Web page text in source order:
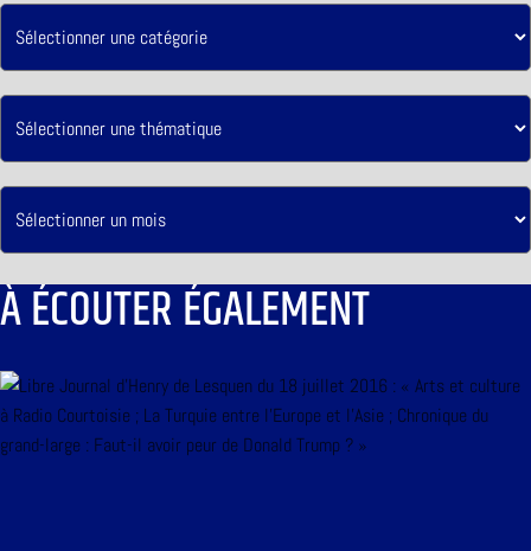
À ÉCOUTER ÉGALEMENT